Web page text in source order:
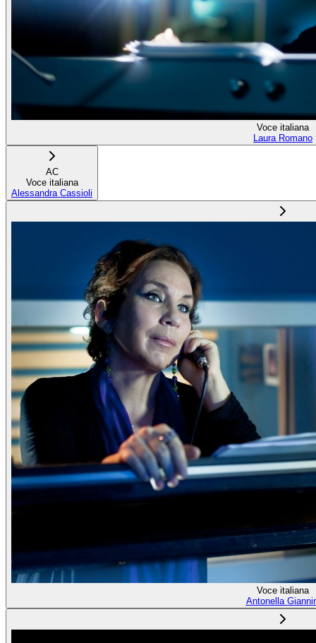
Voce italiana
Laura Romano
AC
Voce italiana
Alessandra Cassioli
Voce italiana
Antonella